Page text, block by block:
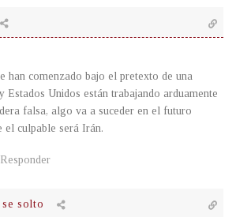
han comenzado bajo el pretexto de una
Estados Unidos están trabajando arduamente
falsa, algo va a suceder en el futuro
el culpable será Irán.
Responder
solto